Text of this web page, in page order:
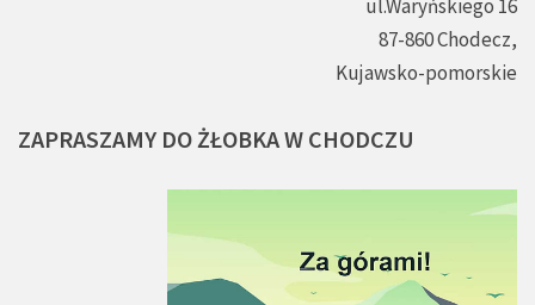
ul.Waryńskiego 16
87-860 Chodecz,
Kujawsko-pomorskie
ZAPRASZAMY DO ŻŁOBKAW CHODCZU